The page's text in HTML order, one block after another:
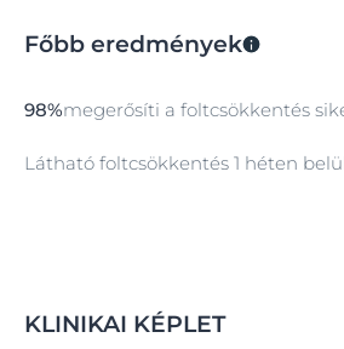
elhalványul. Naponta maximum
Főbb eredmények
98%megerősíti a foltcsökkentés
Látható foltcsökkentés 1 héten
KLINIKAI KÉPLET